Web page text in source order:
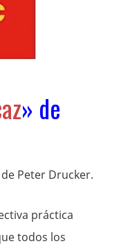
» de
Peter Drucker.
práctica
todos los